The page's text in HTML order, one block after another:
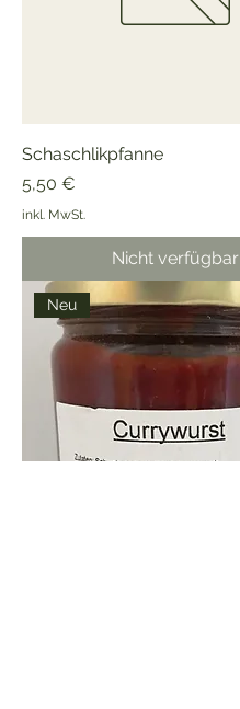
Schaschlikpfanne
Preis
5,50 €
inkl. MwSt.
Nicht verfügbar
Neu